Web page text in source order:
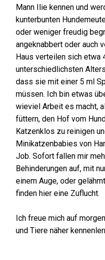
Mann Ilie kennen und
kunterbunten
oder weniger freudig
angeknabbert oder auch
Haus verteilen sich etwa
unterschiedlichsten
dass sie mit einer 5 ml
müssen. Ich bin etwas
wieviel Arbeit es macht,
füttern, den Hof vom
Katzenklos zu reinigen
Minikatzenbabies von
Job. Sofort fallen mir
Behinderungen auf, mit
einem Auge, oder
finden hier eine Zuflucht.
Ich freue mich auf
und Tiere näher